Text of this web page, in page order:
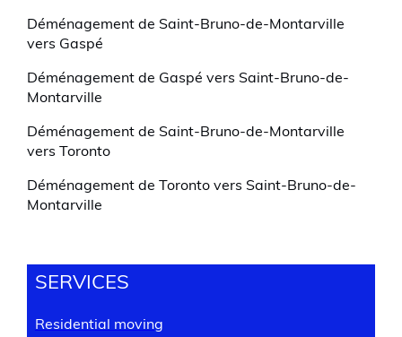
Déménagement de Saint-Bruno-de-Montarville
vers Gaspé
Déménagement de Gaspé vers Saint-Bruno-de-
Montarville
Déménagement de Saint-Bruno-de-Montarville
vers Toronto
Déménagement de Toronto vers Saint-Bruno-de-
Montarville
SERVICES
Residential moving